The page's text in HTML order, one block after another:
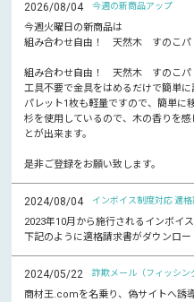
2026/08/04 今週の新商品アップ
今週火曜日の新商品は
組み合わせ自由！ 天然木 すのこパ
組み合わせ自由！ 天然木 すのこパ
工具不要で金具をはめるだけで簡単に
パレット1枚も軽量ですので、簡単に
杉を使用しているので、木の香りを
とが出来ます。
是非ご登録をお願い致します。
2024/08/04 インボイス制度対応 適
2023年10月から施行されるインボイ
下記のように適格請求書がダウンロー
2024/05/22 詐欺メール（フィッシン
商材王.comを名乗り、偽サイトへ誘